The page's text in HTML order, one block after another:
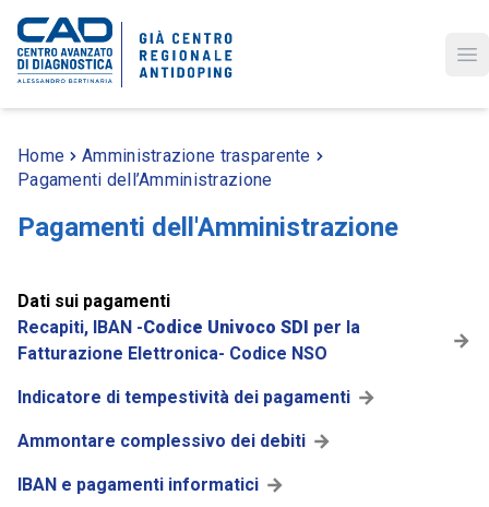
Home
Amministrazione trasparente
Pagamenti dell’Amministrazione
Pagamenti dell'Amministrazione
Dati sui pagamenti
Recapiti, IBAN -Codice Univoco SDI per la
Fatturazione Elettronica- Codice NSO
Indicatore di tempestività dei pagamenti
Ammontare complessivo dei debiti
IBAN e pagamenti informatici